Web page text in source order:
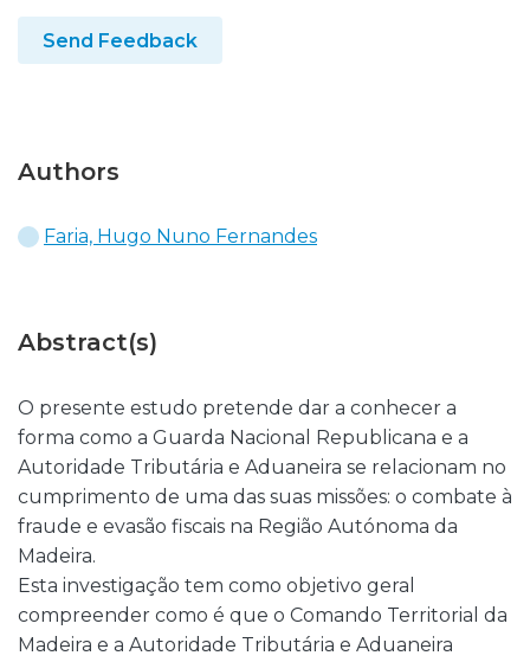
Send Feedback
Authors
Faria, Hugo Nuno Fernandes
Abstract(s)
O presente estudo pretende dar a conhecer a
forma como a Guarda Nacional Republicana e a
Autoridade Tributária e Aduaneira se relacionam no
cumprimento de uma das suas missões: o combate à
fraude e evasão fiscais na Região Autónoma da
Madeira.
Esta investigação tem como objetivo geral
compreender como é que o Comando Territorial da
Madeira e a Autoridade Tributária e Aduaneira